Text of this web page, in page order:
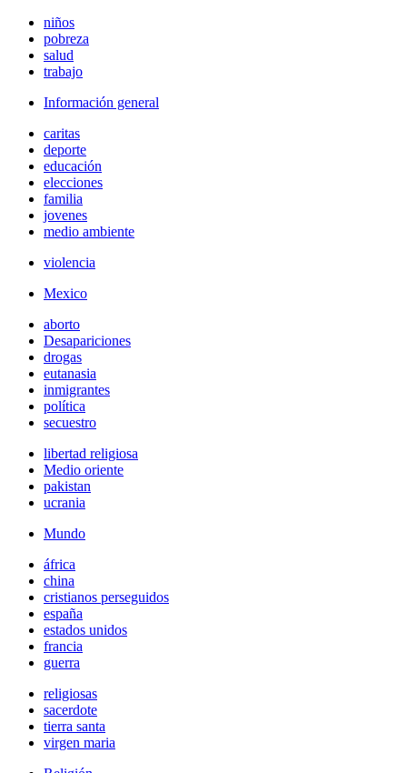
niños
pobreza
salud
trabajo
Información general
caritas
deporte
educación
elecciones
familia
jovenes
medio ambiente
violencia
Mexico
aborto
Desapariciones
drogas
eutanasia
inmigrantes
política
secuestro
libertad religiosa
Medio oriente
pakistan
ucrania
Mundo
áfrica
china
cristianos perseguidos
españa
estados unidos
francia
guerra
religiosas
sacerdote
tierra santa
virgen maria